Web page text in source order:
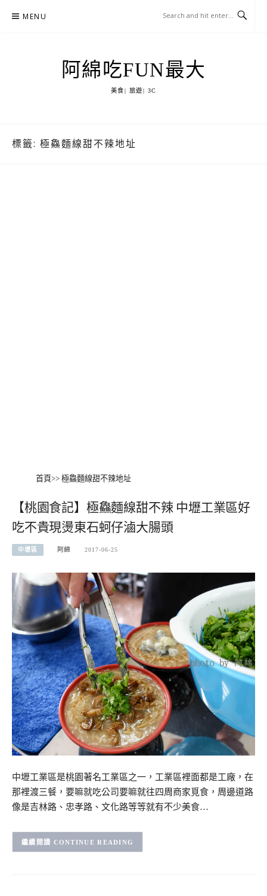
MENU
阿綿吃FUN最大
美食| 旅遊| 3C
標籤: 極鱻麵線甜不辣地址
首頁>> 極鱻麵線甜不辣地址
【桃園食記】極鱻麵線甜不辣 中壢工業區好
吃不貴現燙東石蚵仔滷大腸頭
中壢區 阿綿 2017-06-25
中壢工業區是桃園著名工業區之一，工業區裡面都是工廠，在
那裡渡三餐，要嘛就吃公司要嘛就往四周商家覓食，周邊道路
像是吉林路、忠孝路、文化路等等就有不少美食…
CONTINUE READING